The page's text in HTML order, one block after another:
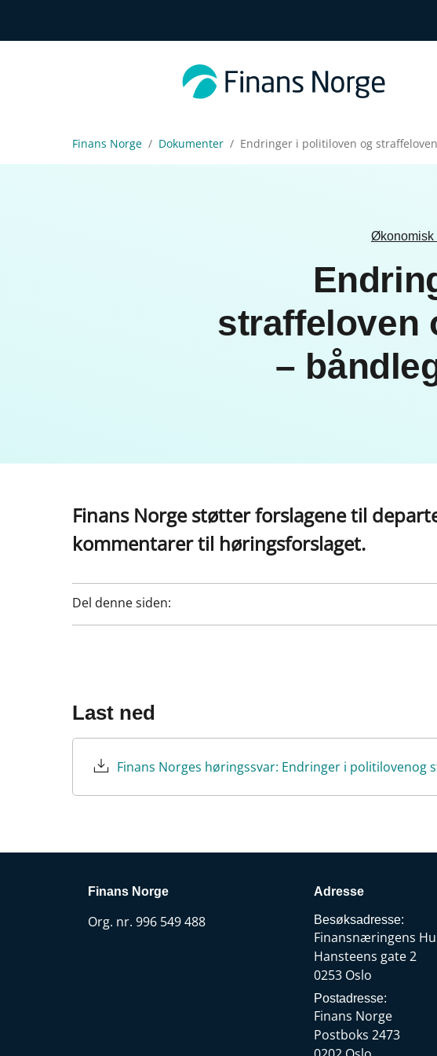
Finans Norge Dokumenter Endringer i politiloven og
Økonomisk
straffeloven
–
Finans Norge støtter forslagene til
kommentarer til høringsforslaget.
Del denne siden:
Last ned
Finans Norge
Org. nr. 996 549 488
Adresse
Besøksadresse:
Finansnæringens
Hansteens gate 2
0253 Oslo
Postadresse:
Finans Norge
Postboks 2473